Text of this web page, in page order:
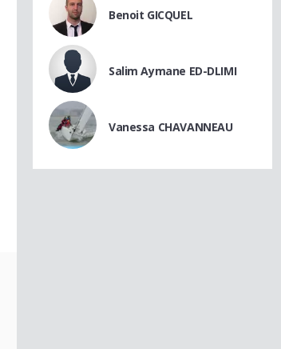
Benoit GICQUEL
Salim Aymane ED-DLIMI
Vanessa CHAVANNEAU